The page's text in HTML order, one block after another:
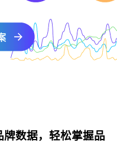
数据，轻松掌握品